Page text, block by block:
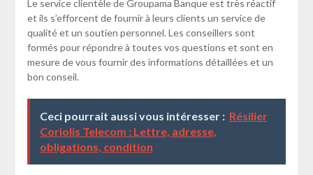
Le service clientèle de Groupama Banque est très réactif
et ils s’efforcent de fournir à leurs clients un service de
qualité et un soutien personnel. Les conseillers sont
formés pour répondre à toutes vos questions et sont en
mesure de vous fournir des informations détaillées et un
bon conseil.
Ceci pourrait aussi vous intéresser : Résilier
Coriolis Telecom : Lettre, adresse,
obligations, condition